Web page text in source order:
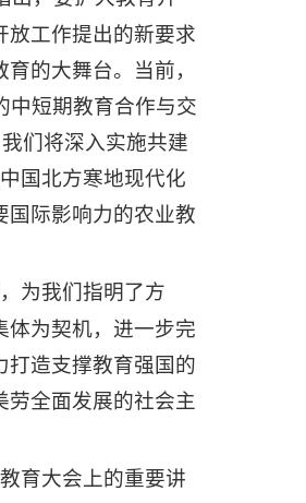
放工作提出的新要求
的大舞台。当前，
中短期教育合作与交
们将深入实施共建
国北方寒地现代化
国际影响力的农业教
为我们指明了方
体为契机，进一步完
打造支撑教育强国的
劳全面发展的社会主
育大会上的重要讲